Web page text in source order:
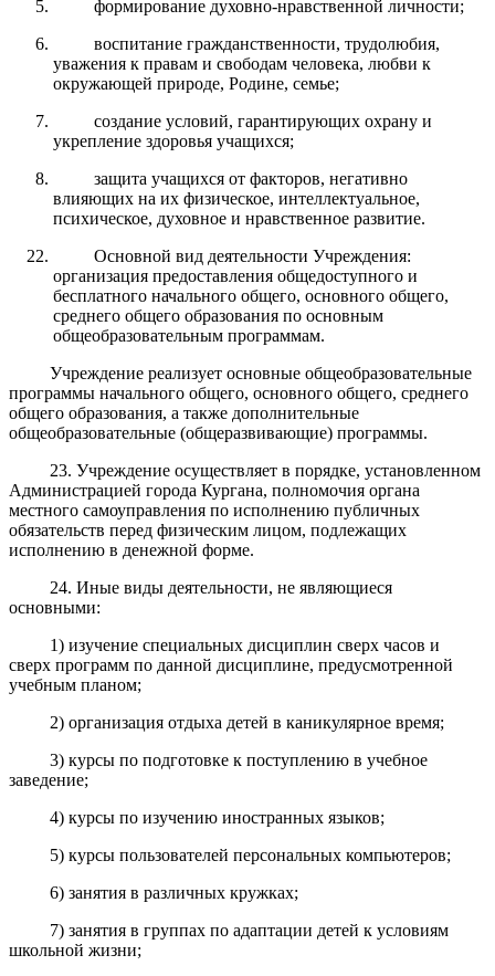
формирование духовно-нравственной личности;
воспитание гражданственности, трудолюбия,
уважения к правам и свободам человека, любви к
окружающей природе, Родине, семье;
создание условий, гарантирующих охрану и
укрепление здоровья учащихся;
защита учащихся от факторов, негативно
влияющих на их физическое, интеллектуальное,
психическое, духовное и нравственное развитие.
Основной вид деятельности Учреждения:
организация предоставления общедоступного и
бесплатного начального общего, основного общего,
среднего общего образования по основным
общеобразовательным программам.
Учреждение реализует основные общеобразовательные
программы начального общего, основного общего, среднего
общего образования, а также дополнительные
общеобразовательные (общеразвивающие) программы.
23. Учреждение осуществляет в порядке, установленном
Администрацией города Кургана, полномочия органа
местного самоуправления по исполнению публичных
обязательств перед физическим лицом, подлежащих
исполнению в денежной форме.
24. Иные виды деятельности, не являющиеся
основными:
1) изучение специальных дисциплин сверх часов и
сверх программ по данной дисциплине, предусмотренной
учебным планом;
2) организация отдыха детей в каникулярное время;
3) курсы по подготовке к поступлению в учебное
заведение;
4) курсы по изучению иностранных языков;
5) курсы пользователей персональных компьютеров;
6) занятия в различных кружках;
7) занятия в группах по адаптации детей к условиям
школьной жизни;